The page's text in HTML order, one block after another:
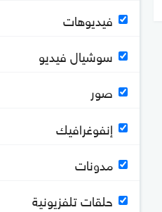
فيديوهات
سوشيال فيديو
صور
إنفوغرافيك
مدونات
حلقات تلفزيونية